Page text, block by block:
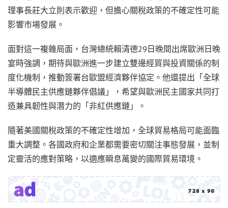
理事長莊大立則表示歡迎，但擔心關稅政策的不確定性可能
影響市場發展。
面對這一複雜局面，台灣總統賴清德29日晚間出席歐洲日晚
宴時強調，期待與歐洲進一步建立雙邊經貿與投資關係的制
度化機制，推動簽署台歐盟經濟夥伴協定。他還提出「全球
半導體民主供應鏈夥伴倡議」，希望與歐洲民主國家共同打
造兼具韌性與潛力的「非紅供應鏈」。
隨著美國關稅政策的不確定性增加，全球貿易格局可能面臨
重大調整。各國政府和企業都需要密切關注事態發展，並制
定靈活的應對策略，以適應瞬息萬變的國際貿易環境。